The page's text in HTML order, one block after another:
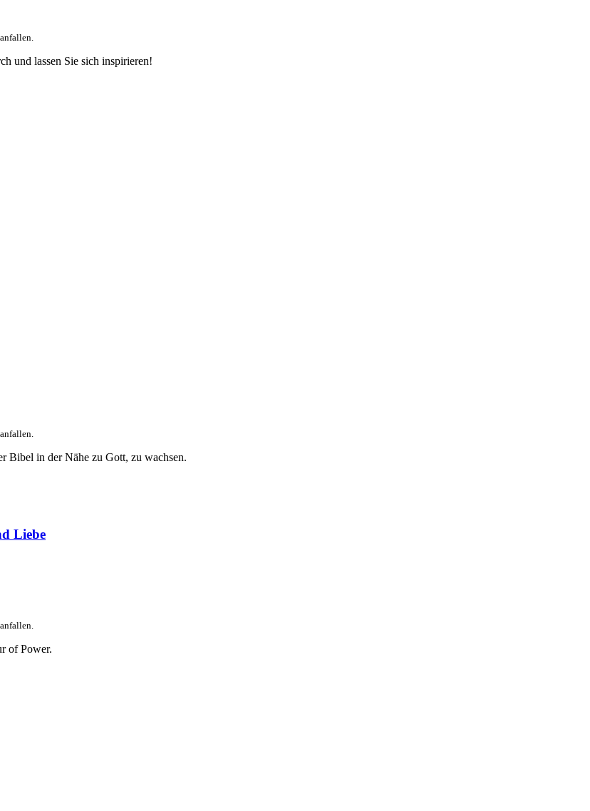
und lassen Sie sich inspirieren!
Bibel in der Nähe zu Gott, zu wachsen.
Liebe
of Power.